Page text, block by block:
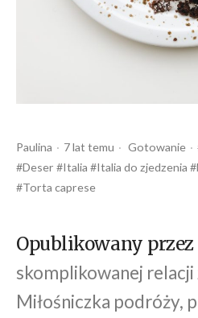
Opublikowany
przez
Paulina 7 lat temu
Opublikowany
w
Gotowanie
Deser
Italia Italia do zjedzenia
Torta caprese
Opublikowany
skomplikowanej relacji
Miłośniczka podróży,